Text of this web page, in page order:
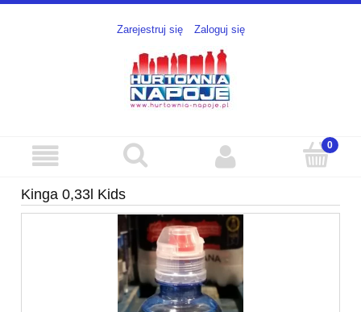
Zarejestruj się Zaloguj się
Kinga 0,33l Kids